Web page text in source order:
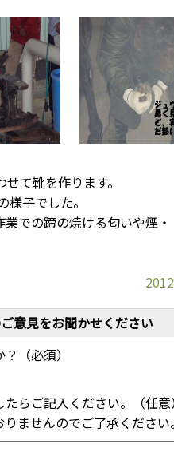
て靴を作ります。
子でした。
での蹄の焼ける匂いや煙・
意見をお聞かせください
（必須）
らご記入ください。（任意）
ませんのでご了承ください。